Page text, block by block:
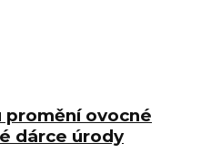
promění ovocné
dárce úrody